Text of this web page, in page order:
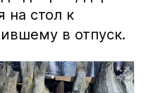
на стол к
в отпуск.